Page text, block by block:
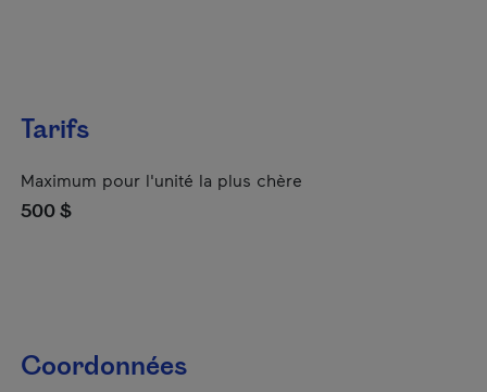
Tarifs
Maximum pour l'unité la plus chère
500 $
Coordonnées